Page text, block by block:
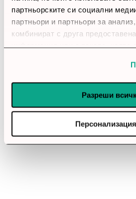
партньорските си социални
партньори и партньори за
комбинират с друга
информация или с такава, която
Разреши
Персонализация